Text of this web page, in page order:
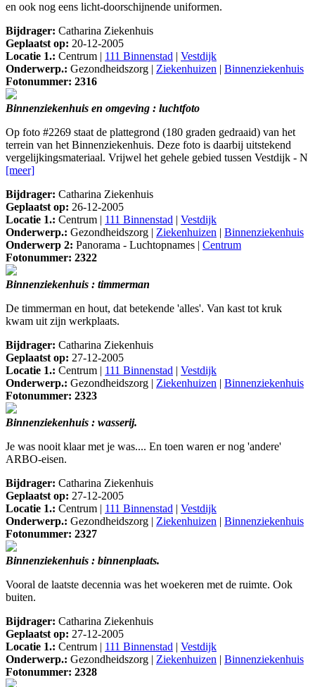
en ook nog eens licht-doorschijnende uniformen.
Bijdrager: Catharina Ziekenhuis
Geplaatst op: 20-12-2005
Locatie 1.: Centrum | 111 Binnenstad | Vestdijk
Onderwerp.: Gezondheidszorg | Ziekenhuizen | Binnenziekenhuis
Fotonummer: 2316
Binnenziekenhuis en omgeving : luchtfoto
Op foto #2269 staat de plattegrond (180 graden gedraaid) van het
terrein van het Binnenziekenhuis. Deze foto is daarbij uitstekend
vergelijkingsmateriaal. Vrijwel het gehele gebied tussen Vestdijk - N
[meer]
Bijdrager: Catharina Ziekenhuis
Geplaatst op: 26-12-2005
Locatie 1.: Centrum | 111 Binnenstad | Vestdijk
Onderwerp.: Gezondheidszorg | Ziekenhuizen | Binnenziekenhuis
Onderwerp 2: Panorama - Luchtopnames | Centrum
Fotonummer: 2322
Binnenziekenhuis : timmerman
De timmerman en hout, dat betekende 'alles'. Van kast tot kruk
kwam uit zijn werkplaats.
Bijdrager: Catharina Ziekenhuis
Geplaatst op: 27-12-2005
Locatie 1.: Centrum | 111 Binnenstad | Vestdijk
Onderwerp.: Gezondheidszorg | Ziekenhuizen | Binnenziekenhuis
Fotonummer: 2323
Binnenziekenhuis : wasserij.
Je was nooit klaar met je was.... En toen waren er nog 'andere'
ARBO-eisen.
Bijdrager: Catharina Ziekenhuis
Geplaatst op: 27-12-2005
Locatie 1.: Centrum | 111 Binnenstad | Vestdijk
Onderwerp.: Gezondheidszorg | Ziekenhuizen | Binnenziekenhuis
Fotonummer: 2327
Binnenziekenhuis : binnenplaats.
Vooral de laatste decennia was het woekeren met de ruimte. Ook
buiten.
Bijdrager: Catharina Ziekenhuis
Geplaatst op: 27-12-2005
Locatie 1.: Centrum | 111 Binnenstad | Vestdijk
Onderwerp.: Gezondheidszorg | Ziekenhuizen | Binnenziekenhuis
Fotonummer: 2328